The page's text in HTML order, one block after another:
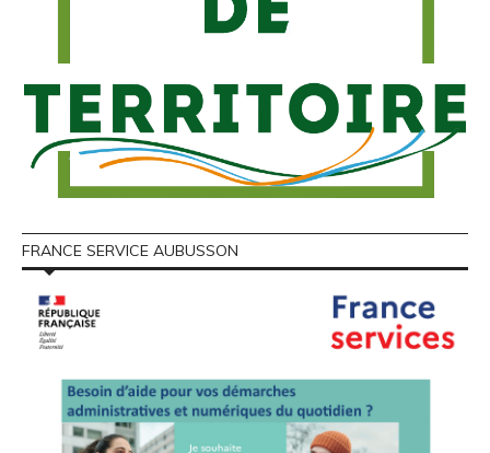
FRANCE SERVICE AUBUSSON